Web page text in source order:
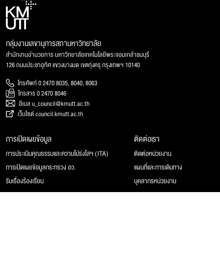
กลุ่มงานเลขานุการสภามหาวิทยาลัย
สำนักงานอำนวยการ มหาวิทยาลัยเทคโนโลยีพระจอมเกล้าธนบุรี
126 ถนนประชาอุทิศ แขวงบางมด เขตทุ่งครุ กรุงเทพฯ 10140
โทรศัพท์ 0 2470 8035, 8040, 8063
โทรสาร 0 2470 8046
อีเมล u_council@kmutt.ac.th
เว็บไซต์ council.kmutt.ac.th
การเปิดเผยข้อมูล
การประเมินคุณธรรมและความโปร่งใสฯ (ITA)
การเปิดเผยข้อมูลกระทรวง อว.
รับเรื่องร้องเรียน
ติดต่อเรา
ติดต่อหน่วยงาน
แผนที่และการเดินทาง
บุคลากรหน่วยงาน